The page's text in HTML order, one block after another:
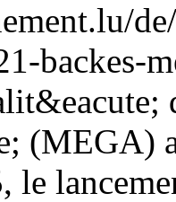
backes-
(MEGA)
le